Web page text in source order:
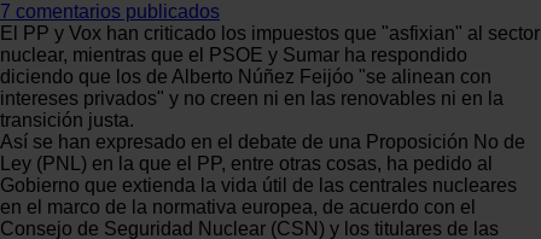
7 comentarios publicados
El PP y Vox han criticado los impuestos que "asfixian" al sector
nuclear, mientras que el PSOE y Sumar ha respondido
diciendo que los de Alberto Núñez Feijóo "se alinean con
intereses privados" y no creen ni en las renovables ni en la
transición justa.
Así se han expresado en el debate de una Proposición No de
Ley (PNL) en la que el PP, entre otras cosas, ha pedido al
Gobierno que extienda la vida útil de las centrales nucleares
en el marco de la normativa europea, de acuerdo con el
Consejo de Seguridad Nuclear (CSN) y los titulares de las